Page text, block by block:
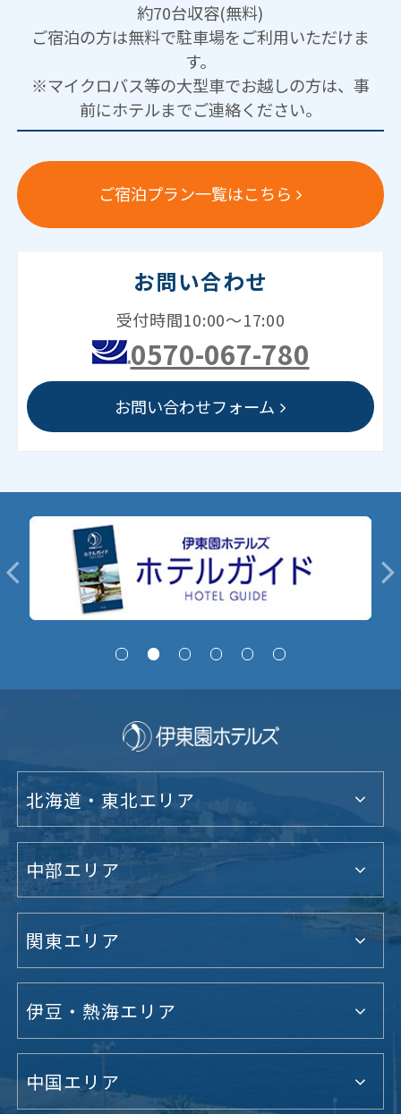
約70台収容(無料)
ご宿泊の方は無料で駐車場をご利用いただけま
す。
※マイクロバス等の大型車でお越しの方は、事
前にホテルまでご連絡ください。
ご宿泊プラン一覧はこちら
お問い合わせ
受付時間10:00～17:00
0570-067-780
お問い合わせフォーム
北海道・東北エリア
中部エリア
関東エリア
伊豆・熱海エリア
中国エリア